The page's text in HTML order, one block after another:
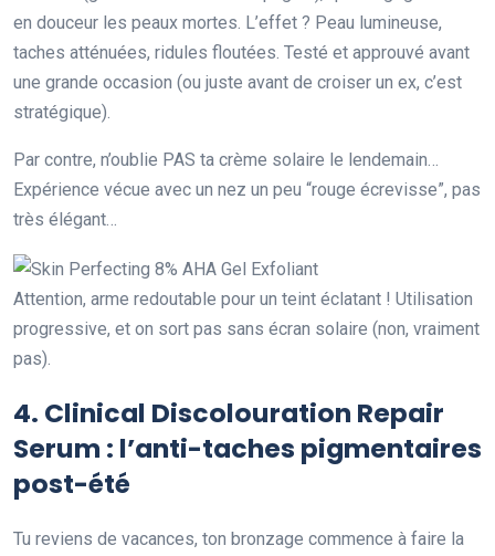
en douceur les peaux mortes. L’effet ? Peau lumineuse,
taches atténuées, ridules floutées. Testé et approuvé avant
une grande occasion (ou juste avant de croiser un ex, c’est
stratégique).
Par contre, n’oublie PAS ta crème solaire le lendemain…
Expérience vécue avec un nez un peu “rouge écrevisse”, pas
très élégant…
Attention, arme redoutable pour un teint éclatant ! Utilisation
progressive, et on sort pas sans écran solaire (non, vraiment
pas).
4. Clinical Discolouration Repair
Serum : l’anti-taches pigmentaires
post-été
Tu reviens de vacances, ton bronzage commence à faire la